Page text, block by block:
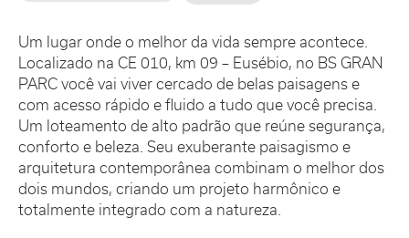
Um lugar onde o melhor da vida sempre acontece.
Localizado na CE 010, km 09 – Eusébio, no BS GRAN
PARC você vai viver cercado de belas paisagens e
com acesso rápido e fluido a tudo que você precisa.
Um loteamento de alto padrão que reúne segurança,
conforto e beleza. Seu exuberante paisagismo e
arquitetura contemporânea combinam o melhor dos
dois mundos, criando um projeto harmônico e
totalmente integrado com a natureza.